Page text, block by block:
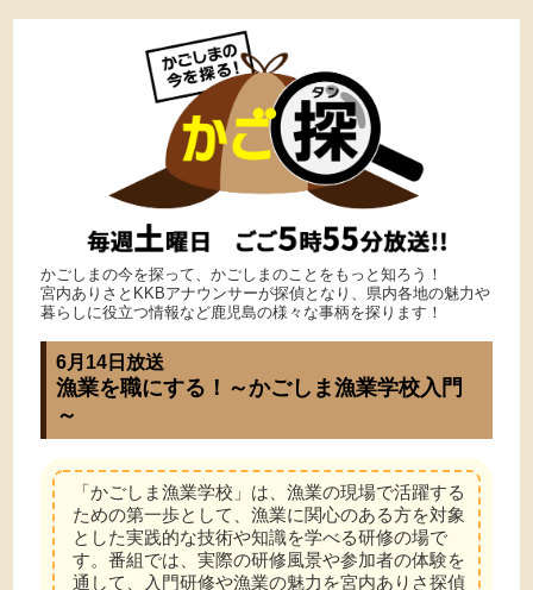
かごしまの今を探って、かごしまのことをもっと知ろう！
宮内ありさとKKBアナウンサーが探偵となり、県内各地の魅力や
暮らしに役立つ情報など鹿児島の様々な事柄を探ります！
6月14日放送
漁業を職にする！～かごしま漁業学校入門
～
「かごしま漁業学校」は、漁業の現場で活躍する
ための第一歩として、漁業に関心のある方を対象
とした実践的な技術や知識を学べる研修の場で
す。番組では、実際の研修風景や参加者の体験を
通して、入門研修や漁業の魅力を宮内ありさ探偵